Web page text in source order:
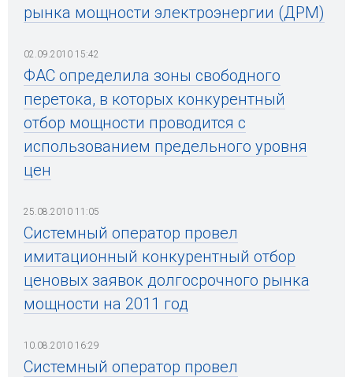
рынка мощности электроэнергии (ДРМ)
02.09.2010 15:42
ФАС определила зоны свободного
перетока, в которых конкурентный
отбор мощности проводится с
использованием предельного уровня
цен
25.08.2010 11:05
Системный оператор провел
имитационный конкурентный отбор
ценовых заявок долгосрочного рынка
мощности на 2011 год
10.08.2010 16:29
Системный оператор провел